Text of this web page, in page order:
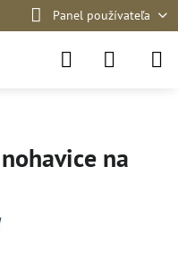
Panel používateľa
na